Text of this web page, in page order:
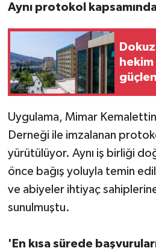
Aynı protokol
Uygulama, Mimar
Derneği ile imzalanan
yürütülüyor. Aynı iş birliği
önce bağış yoluyla temin
ve abiyeler ihtiyaç
sunulmuştu.
'En kısa sürede